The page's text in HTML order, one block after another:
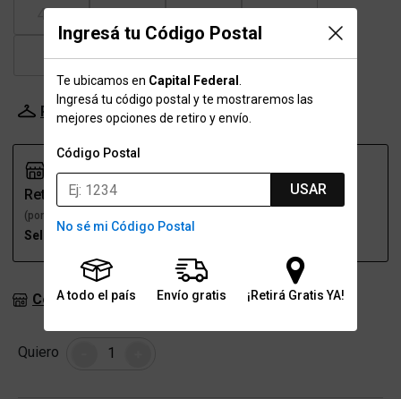
Ingresá tu Código Postal
Te ubicamos en Capital Federal
Ingresá tu código postal y te mostraremos las
mejores opciones de retiro y envío.
Código Postal
USAR
No sé mi Código Postal
A todo el país Envío gratis ¡Retirá Gratis YA!
41.5 42 43 43.5
44 45 46.5
Probador Virtual Tabla de talles
Retiro
(por una sucursal)
Seleccioná talle
Consultar stock en sucursales
Quiero Cantidad